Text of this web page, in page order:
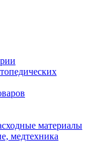
материалы
медтехника